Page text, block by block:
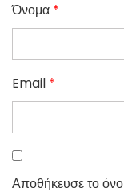
Όνομα *
Email *
Αποθήκευσε το